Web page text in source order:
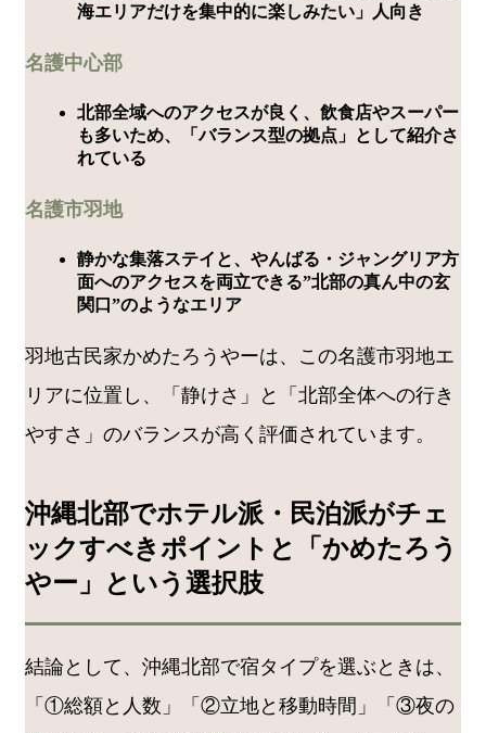
海エリアだけを集中的に楽しみたい」人向き
名護中心部
北部全域へのアクセスが良く、飲食店やスーパー
も多いため、「バランス型の拠点」として紹介さ
れている
名護市羽地
静かな集落ステイと、やんばる・ジャングリア方
面へのアクセスを両立できる”北部の真ん中の玄
関口”のようなエリア
羽地古民家かめたろうやーは、この名護市羽地エ
リアに位置し、「静けさ」と「北部全体への行き
やすさ」のバランスが高く評価されています。
沖縄北部でホテル派・民泊派がチェ
ックすべきポイントと「かめたろう
やー」という選択肢
結論として、沖縄北部で宿タイプを選ぶときは、
「①総額と人数」「②立地と移動時間」「③夜の